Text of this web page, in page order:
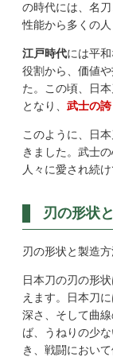
の時代には、名
性能から多くの
江戸時代には平
役割から、価値
た。この頃、日
となり、 武士の
このように、日
きました。武士
人々に愛され続け
刃の形状
刃の形状と製造
日本刀の刃の形
えます。日本刀
深さ、そして曲
ば、うねりの少
き、戦闘におい